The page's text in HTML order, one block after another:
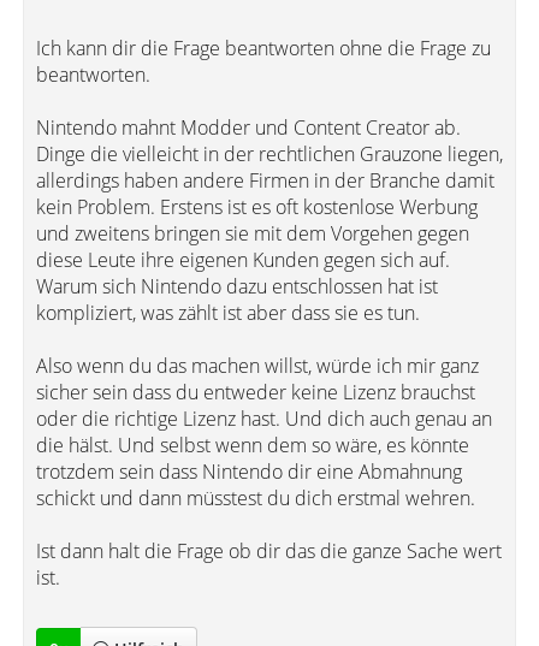
Ich kann dir die Frage beantworten ohne die Frage zu
beantworten.
Nintendo mahnt Modder und Content Creator ab.
Dinge die vielleicht in der rechtlichen Grauzone liegen,
allerdings haben andere Firmen in der Branche damit
kein Problem. Erstens ist es oft kostenlose Werbung
und zweitens bringen sie mit dem Vorgehen gegen
diese Leute ihre eigenen Kunden gegen sich auf.
Warum sich Nintendo dazu entschlossen hat ist
kompliziert, was zählt ist aber dass sie es tun.
Also wenn du das machen willst, würde ich mir ganz
sicher sein dass du entweder keine Lizenz brauchst
oder die richtige Lizenz hast. Und dich auch genau an
die hälst. Und selbst wenn dem so wäre, es könnte
trotzdem sein dass Nintendo dir eine Abmahnung
schickt und dann müsstest du dich erstmal wehren.
Ist dann halt die Frage ob dir das die ganze Sache wert
ist.